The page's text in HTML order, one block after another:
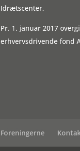
Idrætscenter.
Pr. 1. januar 2017
erhvervsdrivende fond
Foreningerne